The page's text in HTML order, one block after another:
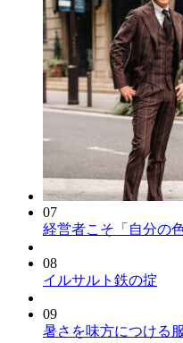
07
経営者こそ「自分の
08
イルサルト鉄の掟
09
暑さを味方につける